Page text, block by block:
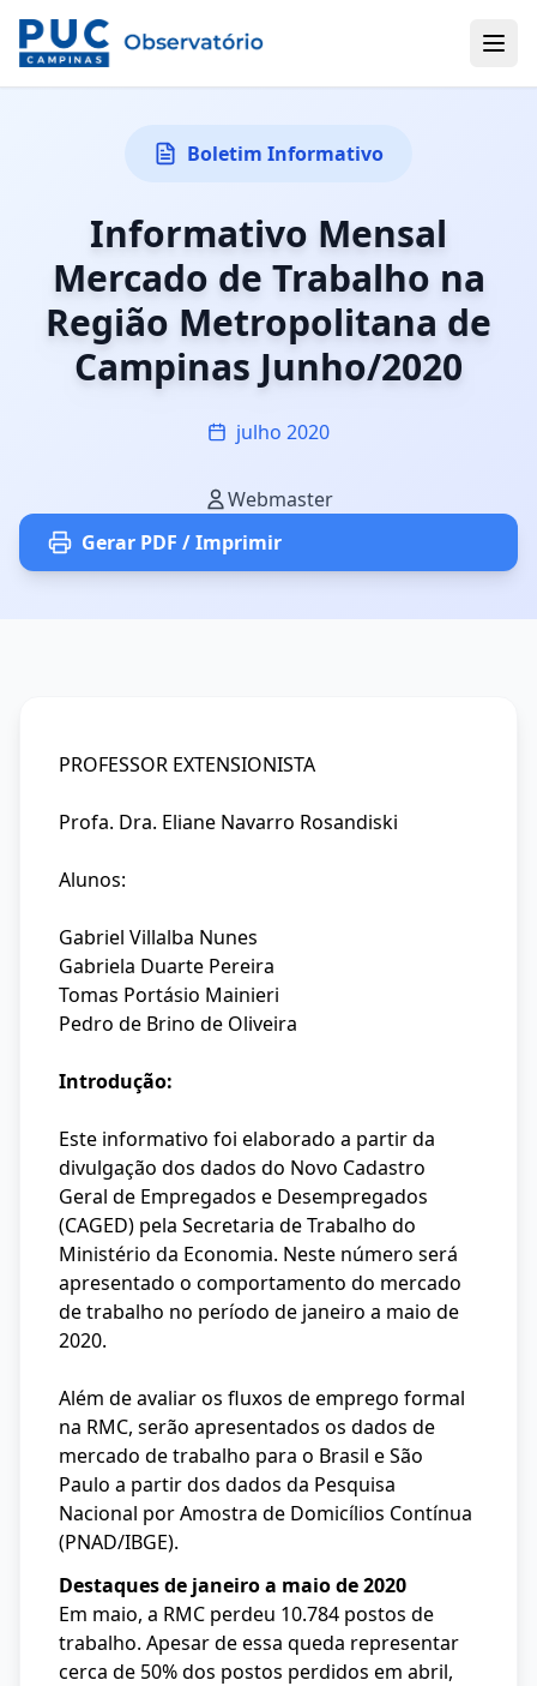
Boletim Informativo
Informativo Mensal
Mercado de Trabalho na
Região Metropolitana de
Campinas Junho/2020
julho 2020
Webmaster
Gerar PDF / Imprimir
PROFESSOR EXTENSIONISTA
Profa. Dra. Eliane Navarro Rosandiski
Alunos:
Gabriel Villalba Nunes
Gabriela Duarte Pereira
Tomas Portásio Mainieri
Pedro de Brino de Oliveira
Introdução:
Este informativo foi elaborado a partir da
divulgação dos dados do Novo Cadastro
Geral de Empregados e Desempregados
(CAGED) pela Secretaria de Trabalho do
Ministério da Economia. Neste número será
apresentado o comportamento do mercado
de trabalho no período de janeiro a maio de
2020.
Além de avaliar os fluxos de emprego formal
na RMC, serão apresentados os dados de
mercado de trabalho para o Brasil e São
Paulo a partir dos dados da Pesquisa
Nacional por Amostra de Domicílios Contínua
(PNAD/IBGE).
Destaques de janeiro a maio de 2020
Em maio, a RMC perdeu 10.784 postos de
trabalho. Apesar de essa queda representar
cerca de 50% dos postos perdidos em abril,